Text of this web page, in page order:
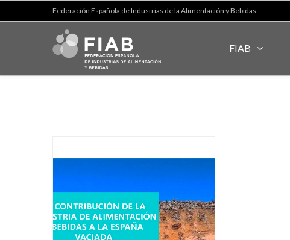
Federación Española de Industrias de la Alimentación y Bebidas
FIAB